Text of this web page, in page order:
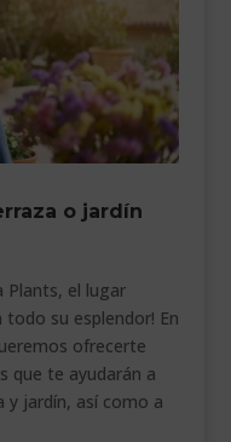
o jardín
Plants, el lugar
su esplendor! En
ofrecerte
que te ayudarán a
jardín, así como a